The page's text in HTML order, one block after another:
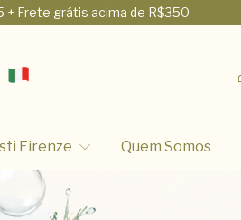
+ Frete grátis acima de R$350
Firenze Quem Somos